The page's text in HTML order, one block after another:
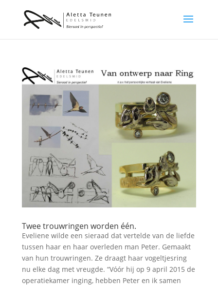
Twee trouwringen worden één.
Eveliene wilde een sieraad dat vertelde van de liefde
tussen haar en haar overleden man Peter. Gemaakt
van hun trouwringen. Ze draagt haar vogeltjesring
nu elke dag met vreugde. “Vóór hij op 9 april 2015 de
operatiekamer inging, hebben Peter en ik samen